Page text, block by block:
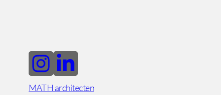
MATH architecten